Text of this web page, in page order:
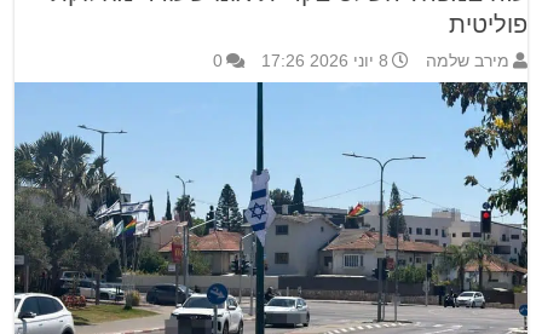
פוליטית
מירב שלמה 8 יוני 2026 17:26 0